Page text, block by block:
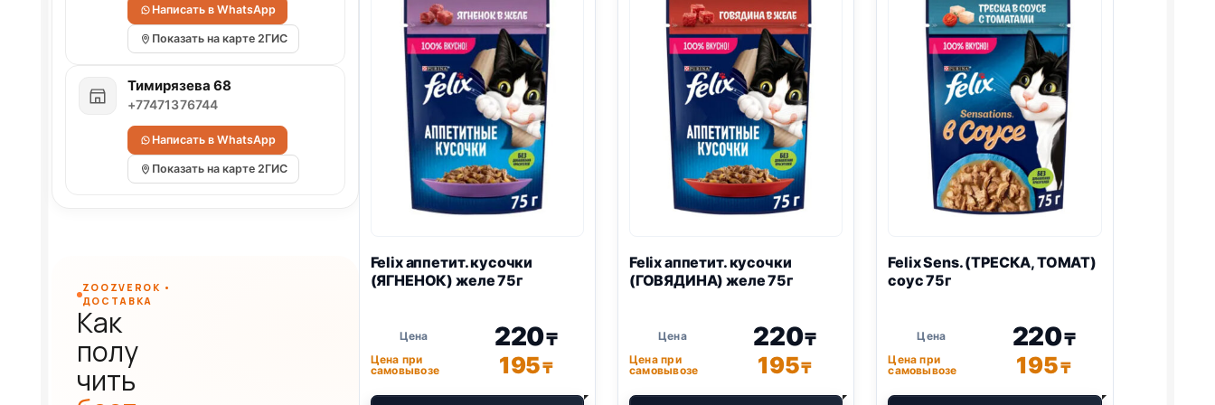
Felixаппетит. кусочки
(ЯГНЕНОК) желе 75г
220₸
Цена при
самовывозе
195₸
Felixаппетит. кусочки
(ГОВЯДИНА) желе 75г
220₸
Цена при
самовывозе
195₸
FelixSens. (ТРЕСКА, ТОМАТ)
соус 75г
220₸
Цена при
самовывозе
195₸
Написать в WhatsApp
Показать на карте 2ГИС
Тимирязева 68
+77471376744
Написать в WhatsApp
Показать на карте 2ГИС
ZOOZVEROK •
ДОСТАВКА
Как
полу
чить